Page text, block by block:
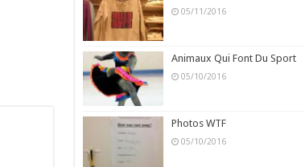
05/11/2016
Animaux Qui Font Du Sport
05/10/2016
Photos WTF
05/10/2016